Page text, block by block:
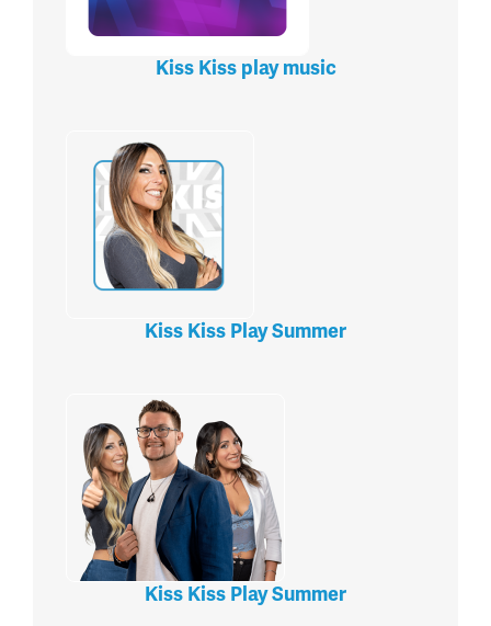
Kiss Kiss play music
Kiss Kiss Play Summer
Kiss Kiss Play Summer